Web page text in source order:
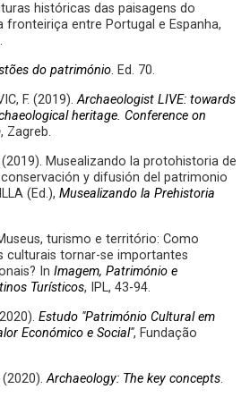
históricas das paisagens do
fronteiriça entre Portugal e Espanha,
do património. Ed. 70.
F. (2019).Archaeologist LIVE: towards
heritage. Conference on
, Zagreb.
(2019). Musealizando la protohistoria de
y difusión del patrimonio
(Ed.), Musealizando la Prehistoria
turismo e território: Como
culturais tornar-se importantes
In Imagem, Património e
Turísticos, IPL, 43-94.
Estudo "Património Cultural em
Económico e Social", Fundação
(2020).Archaeology: The key concepts.